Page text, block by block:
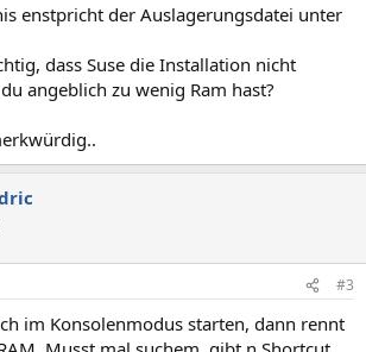
enstpricht der Auslagerungsdatei unter
dass Suse die Installation nicht
angeblich zu wenig Ram hast?
#3
im Konsolenmodus starten, dann rennt